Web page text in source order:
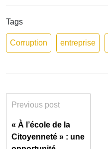
Tags
Corruption entreprise
Previous post
« À l’école de la
Citoyenneté » : une